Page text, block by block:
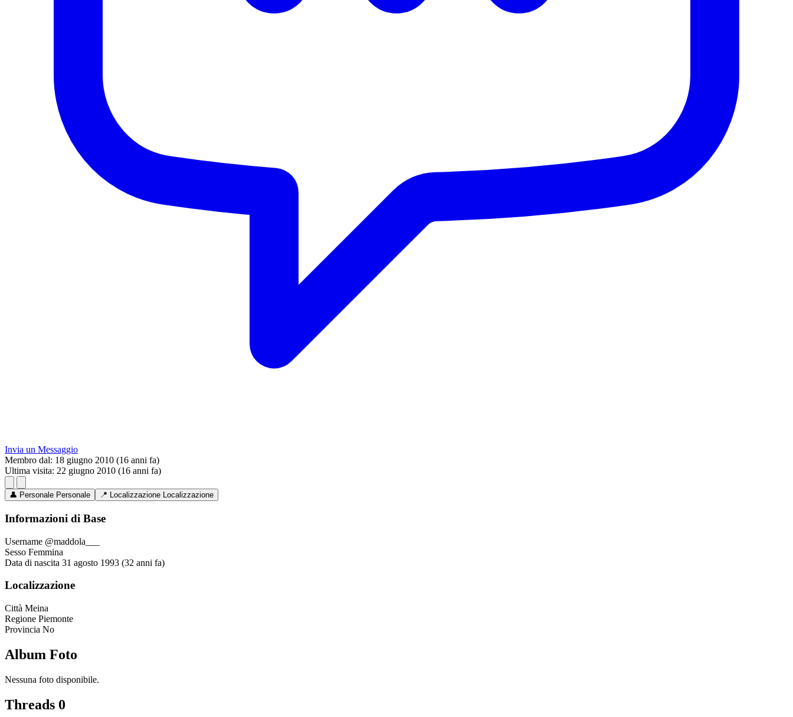
Invia un Messaggio
Membro dal: 18 giugno 2010 (16 anni fa)
Ultima visita: 22 giugno 2010 (16 anni fa)
👤 Personale Personale 📍 Localizzazione Localizzazione
Informazioni di Base
Username @maddola___
Sesso Femmina
Data di nascita 31 agosto 1993 (32 anni fa)
Localizzazione
Città Meina
Regione Piemonte
Provincia No
Album Foto
Nessuna foto disponibile.
Threads 0